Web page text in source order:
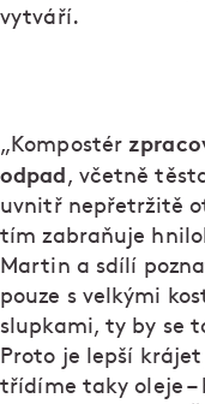
vytváří.
„Kompostér
odpad, včetně
uvnitř nepřetržitě
tím zabraňuje
Martin a sdílí
pouze s velkými
slupkami, ty by se
Proto je lepší
třídíme taky oleje –